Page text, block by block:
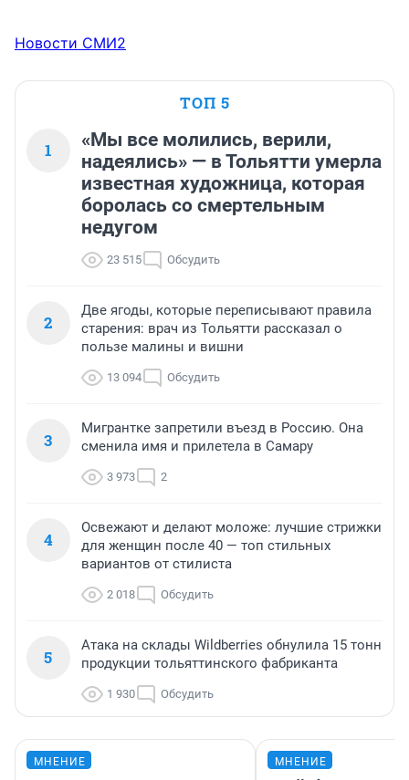
Новости СМИ2
ТОП 5
1
«Мы все молились, верили,
надеялись» — в Тольятти умерла
известная художница, которая
боролась со смертельным
недугом
23 515 Обсудить
2
Две ягоды, которые переписывают правила
старения: врач из Тольятти рассказал о
пользе малины и вишни
13 094 Обсудить
3
Мигрантке запретили въезд в Россию. Она
сменила имя и прилетела в Самару
3 973 2
4
Освежают и делают моложе: лучшие стрижки
для женщин после 40 — топ стильных
вариантов от стилиста
2 018 Обсудить
5
Атака на склады Wildberries обнулила 15 тонн
продукции тольяттинского фабриканта
1 930 Обсудить
МНЕНИЕ МНЕНИЕ